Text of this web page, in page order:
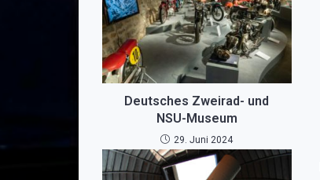
Deutsches Zweirad- und
NSU-Museum
29. Juni 2024